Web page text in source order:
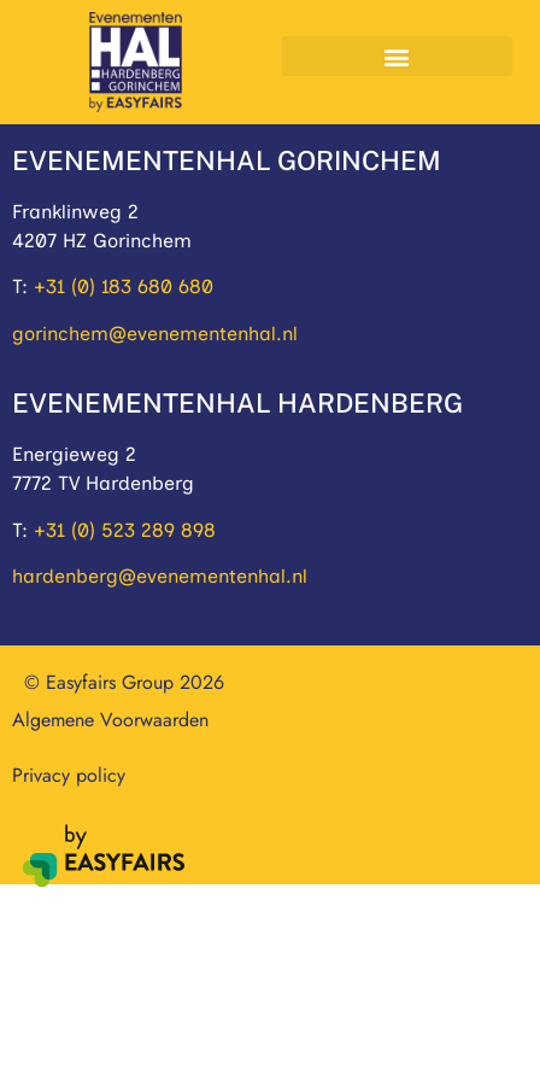
EVENEMENTENHAL GORINCHEM
Franklinweg 2
4207 HZ Gorinchem
T: +31 (0) 183 680 680
gorinchem@evenementenhal.nl
EVENEMENTENHAL HARDENBERG
Energieweg 2
7772 TV Hardenberg
T: +31 (0) 523 289 898
hardenberg@evenementenhal.nl
© Easyfairs Group 2026
Algemene Voorwaarden
Privacy policy